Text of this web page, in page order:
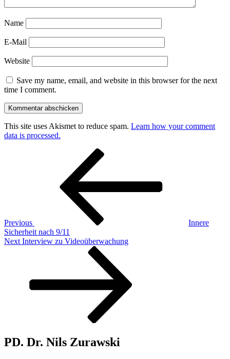
Name
E-Mail
Website
Save my name, email, and website in this browser for the next
time I comment.
This site uses Akismet to reduce spam. Learn how your comment
data is processed.
Previous
Innere
Sicherheit nach 9/11
Next
Next Interview zu Videoüberwachung
PD. Dr. Nils Zurawski